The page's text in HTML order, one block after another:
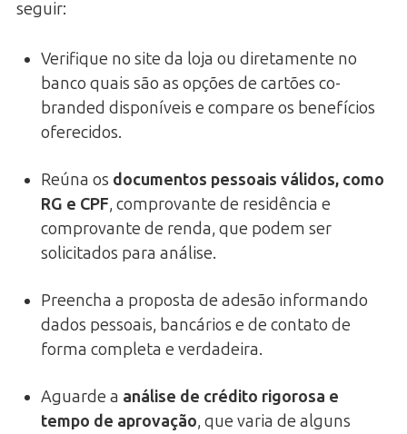
seguir:
Verifique no site da loja ou diretamente no
banco quais são as opções de cartões co-
branded disponíveis e compare os benefícios
oferecidos.
Reúna os documentos pessoais válidos, como
RG e CPF, comprovante de residência e
comprovante de renda, que podem ser
solicitados para análise.
Preencha a proposta de adesão informando
dados pessoais, bancários e de contato de
forma completa e verdadeira.
Aguarde a análise de crédito rigorosa e
tempo de aprovação, que varia de alguns